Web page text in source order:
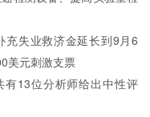
失业救济金延长到9月6
美元刺激支票
13位分析师给出中性评